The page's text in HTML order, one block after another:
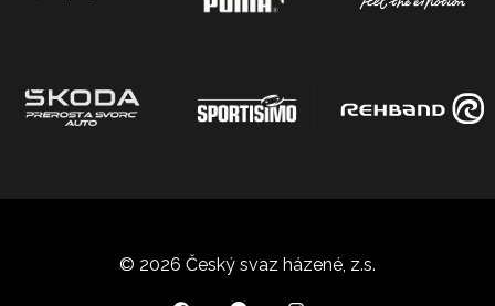
© 2026 Český svaz házené, z.s.